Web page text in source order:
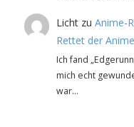
Licht zuAnime-
Rettet der
Ich fand
mich echt
war…